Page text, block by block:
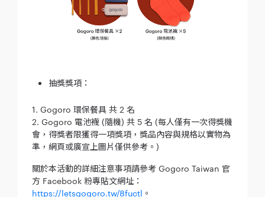
抽獎獎項：
1. Gogoro 環保餐具 共 2 名
2. Gogoro 電池襪 (隨機) 共 5 名 (每人僅有一次得獎機
會，得獎者限獲得一項獎項，獎品內容與規格以實物為
準，網頁或廣宣上圖片僅供參考。)
關於本活動的詳細注意事項請參考 Gogoro Taiwan 官
方 Facebook 粉專貼文網址：
https://letsgogoro.tw/8fuctl 。